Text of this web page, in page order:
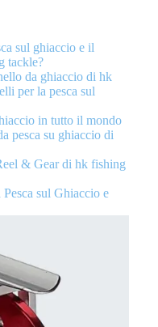
sul ghiaccio e il
tackle?
da ghiaccio di hk
per la pesca sul
in tutto il mondo
pesca su ghiaccio di
& Gear di hk fishing
sul Ghiaccio e